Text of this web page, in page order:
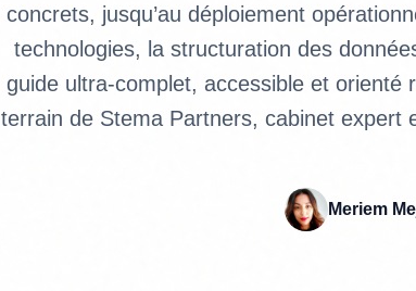
concrets, jusqu’au déploiement
technologies, la structuration des
guide ultra-complet, accessible et orienté
terrain de Stema Partners, cabinet expert
Meriem